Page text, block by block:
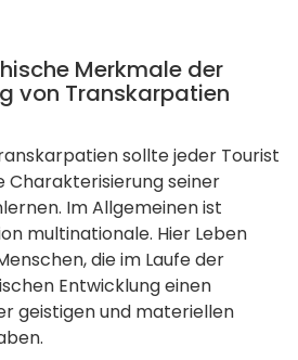
Merkmale der
von Transkarpatien
sollte jeder Tourist
Charakterisierung seiner
Im Allgemeinen ist
multinationale. Hier Leben
die im Laufe der
Entwicklung einen
geistigen und materiellen